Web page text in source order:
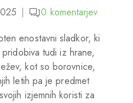
0 komentarjev
enostavni sladkor, ki
tudi iz hrane,
kot so borovnice,
letih pa je predmet
izjemnih koristi za